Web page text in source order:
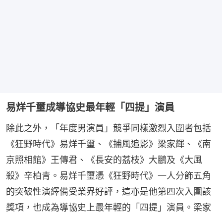
易烊千璽成導協史最年輕「四提」演員
除此之外，「年度男演員」競爭同樣激烈入圍者包括
《狂野時代》易烊千璽、《捕風追影》梁家輝、《南
京照相館》王傳君、《長安的荔枝》大鵬及《大風
殺》辛柏青。易烊千璽憑《狂野時代》一人分飾五角
的突破性演繹備受業界好評，這亦是他第四次入圍該
獎項，也成為導協史上最年輕的「四提」演員。梁家